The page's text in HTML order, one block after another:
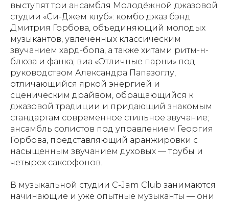
выступят три ансамбля Молодёжной джазовой
студии «Си-Джем клуб»: комбо джаз бэнд
Дмитрия Горбова, объединяющий молодых
музыкантов, увлечённых классическим
звучанием хард-бопа, а также хитами ритм-н-
блюза и фанка; виа «Отличные парни» под
руководством Александра Папазоглу,
отличающийся яркой энергией и
сценическим драйвом, обращающийся к
джазовой традиции и придающий знакомым
стандартам современное стильное звучание;
ансамбль солистов под управлением Георгия
Горбова, представляющий аранжировки с
насыщенным звучанием духовых — трубы и
четырех саксофонов.
В музыкальной студии C-Jam Club занимаются
начинающие и уже опытные музыканты — они